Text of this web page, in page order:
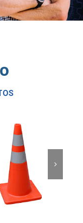
C/Cinta
Cm
Detalles